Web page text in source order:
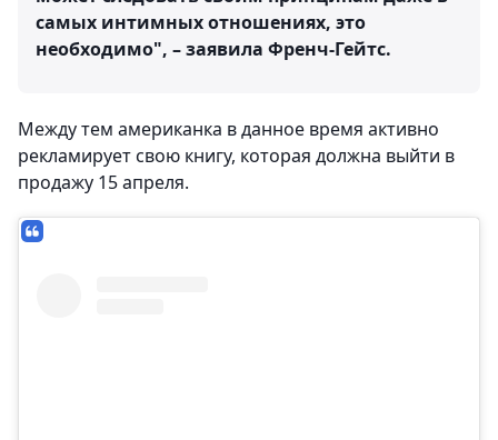
самых интимных отношениях, это
необходимо", – заявила Френч-Гейтс.
Между тем американка в данное время активно
рекламирует свою книгу, которая должна выйти в
продажу 15 апреля.